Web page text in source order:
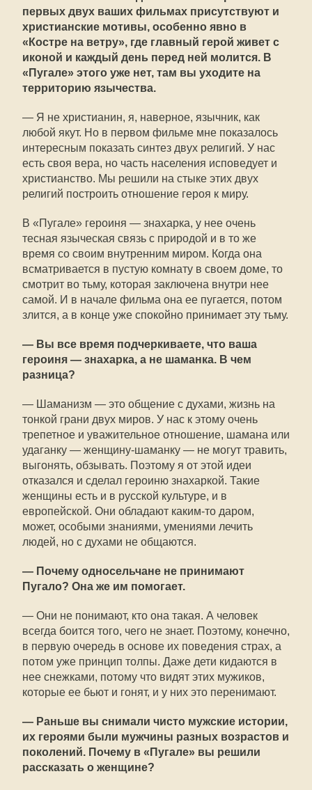
первых двух ваших фильмах присутствуют и
христианские мотивы, особенно явно в
«Костре на ветру», где главный герой живет с
иконой и каждый день перед ней молится. В
«Пугале» этого уже нет, там вы уходите на
территорию язычества.
— Я не христианин, я, наверное, язычник, как
любой якут. Но в первом фильме мне показалось
интересным показать синтез двух религий. У нас
есть своя вера, но часть населения исповедует и
христианство. Мы решили на стыке этих двух
религий построить отношение героя к миру.
В «Пугале» героиня — знахарка, у нее очень
тесная языческая связь с природой и в то же
время со своим внутренним миром. Когда она
всматривается в пустую комнату в своем доме, то
смотрит во тьму, которая заключена внутри нее
самой. И в начале фильма она ее пугается, потом
злится, а в конце уже спокойно принимает эту тьму.
— Вы все время подчеркиваете, что ваша
героиня — знахарка, а не шаманка. В чем
разница?
— Шаманизм — это общение с духами, жизнь на
тонкой грани двух миров. У нас к этому очень
трепетное и уважительное отношение, шамана или
удаганку — женщину-шаманку — не могут травить,
выгонять, обзывать. Поэтому я от этой идеи
отказался и сделал героиню знахаркой. Такие
женщины есть и в русской культуре, и в
европейской. Они обладают каким-то даром,
может, особыми знаниями, умениями лечить
людей, но с духами не общаются.
— Почему односельчане не принимают
Пугало? Она же им помогает.
— Они не понимают, кто она такая. А человек
всегда боится того, чего не знает. Поэтому, конечно,
в первую очередь в основе их поведения страх, а
потом уже принцип толпы. Даже дети кидаются в
нее снежками, потому что видят этих мужиков,
которые ее бьют и гонят, и у них это перенимают.
— Раньше вы снимали чисто мужские истории,
их героями были мужчины разных возрастов и
поколений. Почему в «Пугале» вы решили
рассказать о женщине?